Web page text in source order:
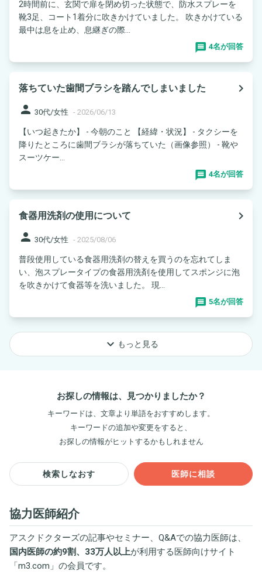
2時間前に、玄関で扉を閉め切った状態で、防水スプレーを
靴3足、コート1着分に吹きかけていました。 吹きかけている
最中は息を止め、息継ぎの際...
4名が回答
落ちていた歯間ブラシを踏んでしまいました
navigate_next
person 30代/女性 - 2026/06/13
【いつ起きたか】 - 今朝のこと 【経緯・状況】 - タクシーを
降りたところに歯間ブラシが落ちていた（画像参照） - 靴や
スーツケー...
4名が回答
食器用洗剤の使用について
navigate_next
person 30代/女性 - 2025/08/06
普段使用している食器用洗剤の替えを買うのを忘れてしま
い、泡スプレータイプの食器用洗剤を使用してスポンジに泡
を吹きかけて食器等を洗いました。 現...
5名が回答
keyboard_arrow_down もっと見る
お探しの情報は、見つかりましたか？
キーワードは、文章より単語をおすすめします。
キーワードの追加や変更をすると、
お探しの情報がヒットするかもしれません
検索しなおす 医師に相談
協力医師紹介
アスクドクターズの記事やセミナー、Q&Aでの協力医師は、
国内医師の約9割、33万人以上が利用する医師向けサイト
「m3.com 」の会員です。